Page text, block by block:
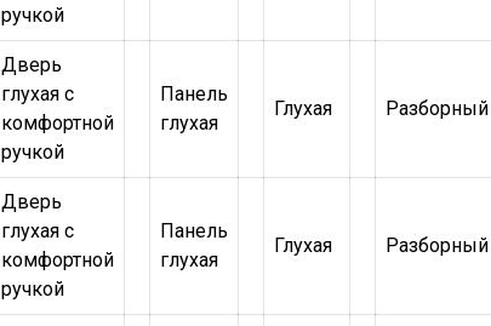
ручкой
Дверь
глухая с
комфортной
ручкой
Панель
глухая
Глухая Разборный
Дверь
глухая с
комфортной
ручкой
Панель
глухая
Глухая Разборный